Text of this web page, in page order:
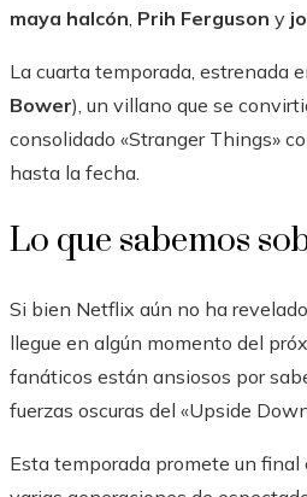
maya halcón, Prih Ferguson y
La cuarta temporada, estrenada
Bower), un villano que se
consolidado «Stranger Things»
hasta la fecha.
Lo que sabemos
Si bien Netflix aún no ha
llegue en algún momento del
fanáticos están ansiosos por
fuerzas oscuras del «Upside
Esta temporada promete un